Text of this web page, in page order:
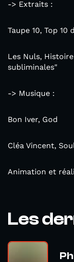
-> Extraits :
Taupe 10, Top
Les Nuls,
subliminales"
-> Musique :
Bon Iver, God
Cléa Vincent,
Animation et
Les